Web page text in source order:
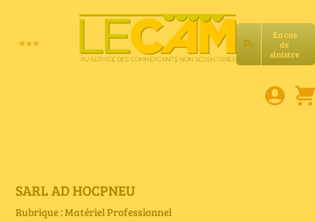
En cas
de
sinistre
Toggle
E-book
SARL AD HOCPNEU
Rubrique : Matériel Professionnel